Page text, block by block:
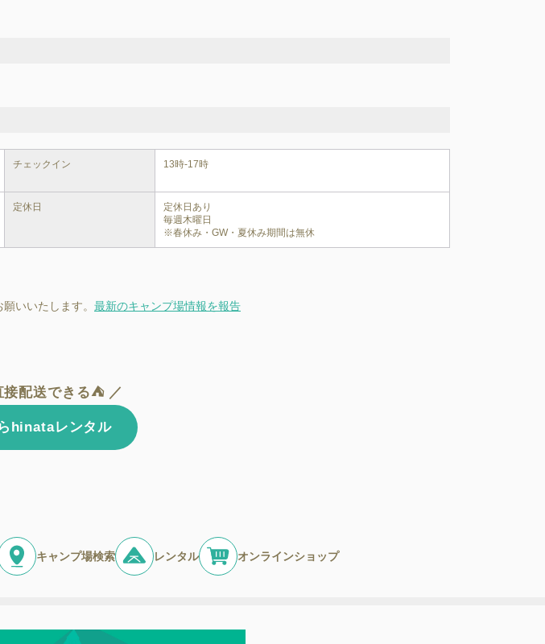
チェックイン 13時-17時
定休日
定休日あり
毎週木曜日
※春休み・GW・夏休み期間は無休
いいたします。 最新のキャンプ場情報を報告
配送できる⛺ ／
hinataレンタル
キャンプ場検索 レンタル オンラインショップ